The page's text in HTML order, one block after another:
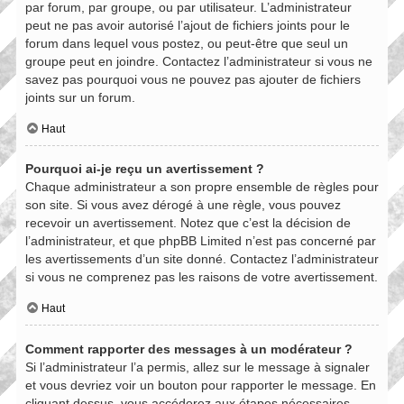
par forum, par groupe, ou par utilisateur. L’administrateur
peut ne pas avoir autorisé l’ajout de fichiers joints pour le
forum dans lequel vous postez, ou peut-être que seul un
groupe peut en joindre. Contactez l’administrateur si vous ne
savez pas pourquoi vous ne pouvez pas ajouter de fichiers
joints sur un forum.
Haut
Pourquoi ai-je reçu un avertissement ?
Chaque administrateur a son propre ensemble de règles pour
son site. Si vous avez dérogé à une règle, vous pouvez
recevoir un avertissement. Notez que c’est la décision de
l’administrateur, et que phpBB Limited n’est pas concerné par
les avertissements d’un site donné. Contactez l’administrateur
si vous ne comprenez pas les raisons de votre avertissement.
Haut
Comment rapporter des messages à un modérateur ?
Si l’administrateur l’a permis, allez sur le message à signaler
et vous devriez voir un bouton pour rapporter le message. En